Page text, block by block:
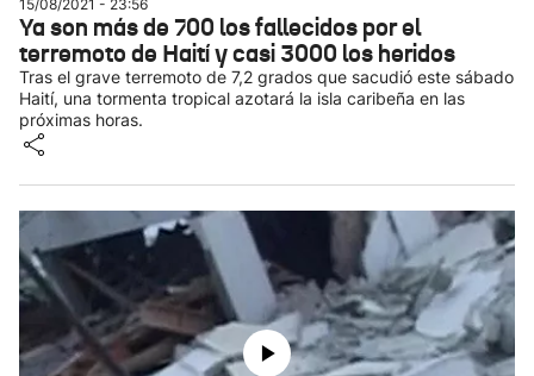
15/08/2021 - 23:56
Ya son más de 700 los fallecidos por el
terremoto de Haití y casi 3000 los heridos
Tras el grave terremoto de 7,2 grados que sacudió este sábado
Haití, una tormenta tropical azotará la isla caribeña en las
próximas horas.